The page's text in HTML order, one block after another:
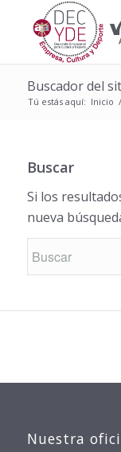
Buscador del
Tú estás aquí: Inicio /
Buscar
Si los
nueva
Nuestra